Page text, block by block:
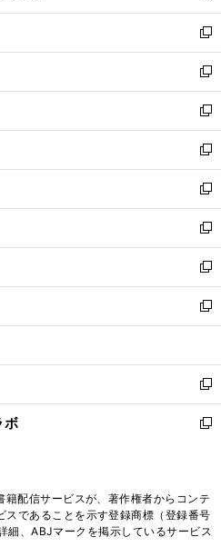
ン
ド
ウ
で
開
く
ウ
ィ
ン
ド
ウ
で
開
く
し
い
ウ
ィ
ン
ド
ウ
で
開
く
新
し
い
ウ
ィ
ン
ド
ウ
で
開
く
新
し
い
ウ
ィ
ン
ド
ウ
で
開
く
新
し
い
ウ
ィ
ン
ド
ウ
で
開
く
新
し
い
ウ
ィ
ン
ド
ウ
で
開
新
し
い
ウ
ィ
ン
ド
ウ
開
く
新
し
い
ウ
ィ
ン
ウ
で
開
く
新
し
い
ウ
ン
ド
ウ
で
新
し
ウ
ィ
ン
ド
く
新
し
い
ド
ウ
で
ボ
新
ィ
ン
ド
配信サービスが、著作権者からコンテ
スであることを示す登録商標（登録番号
、ABJマークを掲示しているサービス